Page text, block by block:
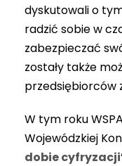
dyskutowali o
radzić sobie w
zabezpieczać
zostały także
przedsiębiorców
W tym roku
Wojewódzkiej
dobie cyfryzacji